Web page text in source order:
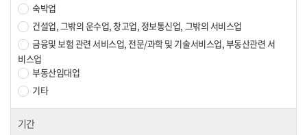
숙박업
건설업, 그밖의 운수업, 창고업, 정보통신업, 그밖의 서비스업
금융및 보험 관련 서비스업, 전문/과학 및 기술서비스업, 부동산관련 서
비스업
부동산임대업
기타
기간